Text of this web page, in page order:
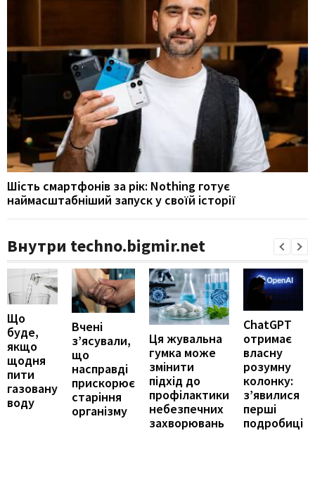
Шість смартфонів за рік: Nothing готує
наймасштабніший запуск у своїй історії
Внутри techno.bigmir.net
Що
буде,
якщо
щодня
пити
газовану
воду
Вчені
з’ясували,
що
насправді
прискорює
старіння
організму
Ця жувальна
гумка може
змінити
підхід до
профілактики
небезпечних
захворювань
ChatGPT
отримає
власну
розумну
колонку:
з’явилися
перші
подробиці